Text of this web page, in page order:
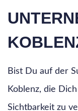
Bist Du auf der
Koblenz, die
Sichtbarkeit zu